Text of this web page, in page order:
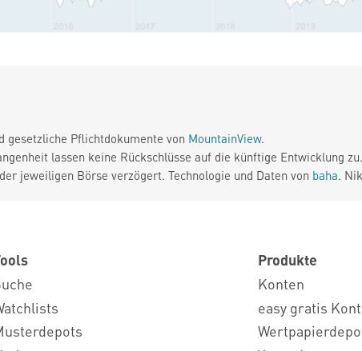
gesetzliche Pflichtdokumente von MountainView.
lassen keine Rückschlüsse auf die künftige Entwicklung zu.
jeweiligen Börse verzögert. Technologie und Daten von baha.
Produkte
Konten
easy gratis